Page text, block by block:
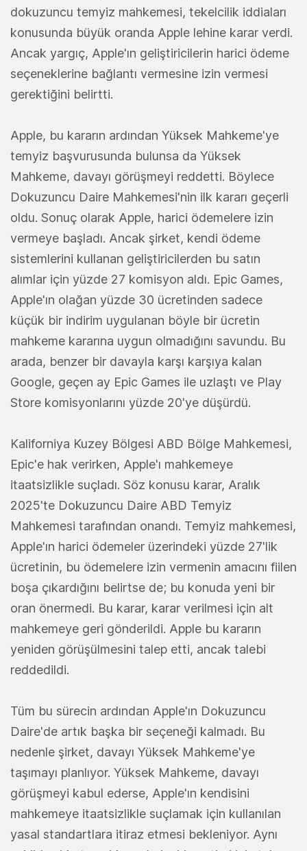
dokuzuncu temyiz mahkemesi, tekelcilik iddiaları
konusunda büyük oranda Apple lehine karar verdi.
Ancak yargıç, Apple'ın geliştiricilerin harici ödeme
seçeneklerine bağlantı vermesine izin vermesi
gerektiğini belirtti.
Apple, bu kararın ardından Yüksek Mahkeme'ye
temyiz başvurusunda bulunsa da Yüksek
Mahkeme, davayı görüşmeyi reddetti. Böylece
Dokuzuncu Daire Mahkemesi'nin ilk kararı geçerli
oldu. Sonuç olarak Apple, harici ödemelere izin
vermeye başladı. Ancak şirket, kendi ödeme
sistemlerini kullanan geliştiricilerden bu satın
alımlar için yüzde 27 komisyon aldı. Epic Games,
Apple'ın olağan yüzde 30 ücretinden sadece
küçük bir indirim uygulanan böyle bir ücretin
mahkeme kararına uygun olmadığını savundu. Bu
arada, benzer bir davayla karşı karşıya kalan
Google, geçen ay Epic Games ile uzlaştı ve Play
Store komisyonlarını yüzde 20'ye düşürdü.
Kaliforniya Kuzey Bölgesi ABD Bölge Mahkemesi,
Epic'e hak verirken, Apple'ı mahkemeye
itaatsizlikle suçladı. Söz konusu karar, Aralık
2025'te Dokuzuncu Daire ABD Temyiz
Mahkemesi tarafından onandı. Temyiz mahkemesi,
Apple'ın harici ödemeler üzerindeki yüzde 27'lik
ücretinin, bu ödemelere izin vermenin amacını fiilen
boşa çıkardığını belirtse de; bu konuda yeni bir
oran önermedi. Bu karar, karar verilmesi için alt
mahkemeye geri gönderildi. Apple bu kararın
yeniden görüşülmesini talep etti, ancak talebi
reddedildi.
Tüm bu sürecin ardından Apple'ın Dokuzuncu
Daire'de artık başka bir seçeneği kalmadı. Bu
nedenle şirket, davayı Yüksek Mahkeme'ye
taşımayı planlıyor. Yüksek Mahkeme, davayı
görüşmeyi kabul ederse, Apple'ın kendisini
mahkemeye itaatsizlikle suçlamak için kullanılan
yasal standartlara itiraz etmesi bekleniyor. Aynı